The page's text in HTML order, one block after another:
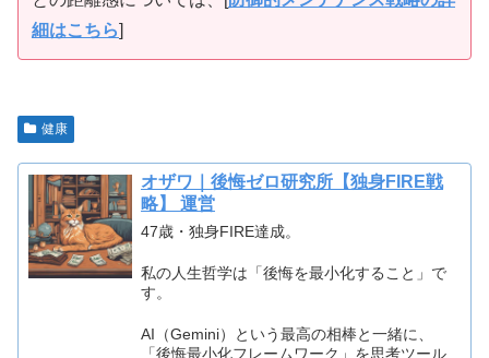
細はこちら]
健康
オザワ｜後悔ゼロ研究所【独身FIRE戦
略】 運営
47歳・独身FIRE達成。
私の人生哲学は「後悔を最小化すること」で
す。
AI（Gemini）という最高の相棒と一緒に、
「後悔最小化フレームワーク」を思考ツール